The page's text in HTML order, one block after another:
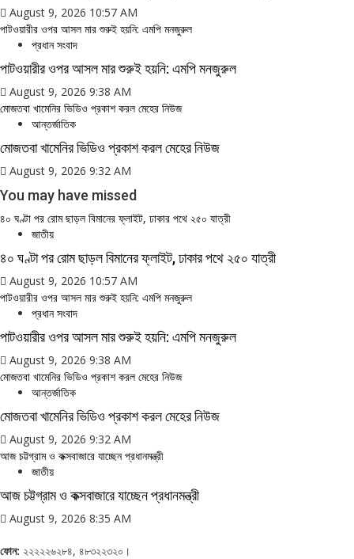
August 9, 2026 10:57 AM
পাটওয়ারীর ওপর আসল মার শুরুই হয়নি: এমপি মনজুরুল
প্রধান সংবাদ
পাটওয়ারীর ওপর আসল মার শুরুই হয়নি: এমপি মনজুরুল
August 9, 2026 9:38 AM
মোজতবা খামেনির ভিডিও প্রকাশ করল মেহের নিউজ
আন্তর্জাতিক
মোজতবা খামেনির ভিডিও প্রকাশ করল মেহের নিউজ
August 9, 2026 9:32 AM
You may have missed
৪০ ঘণ্টা পর রোম ছাড়ল বিমানের ফ্লাইট, ঢাকার পথে ২৫০ যাত্রী
জাতীয়
৪০ ঘণ্টা পর রোম ছাড়ল বিমানের ফ্লাইট, ঢাকার পথে ২৫০ যাত্রী
August 9, 2026 10:57 AM
পাটওয়ারীর ওপর আসল মার শুরুই হয়নি: এমপি মনজুরুল
প্রধান সংবাদ
পাটওয়ারীর ওপর আসল মার শুরুই হয়নি: এমপি মনজুরুল
August 9, 2026 9:38 AM
মোজতবা খামেনির ভিডিও প্রকাশ করল মেহের নিউজ
আন্তর্জাতিক
মোজতবা খামেনির ভিডিও প্রকাশ করল মেহের নিউজ
August 9, 2026 9:32 AM
আজ চট্টগ্রাম ও কক্সবাজারে যাচ্ছেন প্রধানমন্ত্রী
জাতীয়
আজ চট্টগ্রাম ও কক্সবাজারে যাচ্ছেন প্রধানমন্ত্রী
August 9, 2026 8:35 AM
ফোন: ২২২২২৬২৮৪, ৪৮৩২২৩২০।